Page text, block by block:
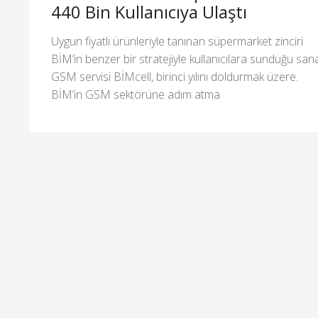
440 Bin Kullanıcıya Ulaştı
Uygun fiyatlı ürünleriyle tanınan süpermarket zinciri
BİM’in benzer bir stratejiyle kullanıcılara sunduğu
GSM servisi BİMcell, birinci yılını doldurmak üzere.
BİM’in GSM sektörüne adım atma